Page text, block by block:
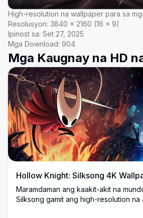
High-resolution na wallpaper para sa
Resolusyon: 3840 × 2160 (16 × 9)
Ipinost sa: Set 27, 2025
Mga Download: 904
Mga Kaugnay na HD
Hollow Knight: Silksong 4K
Maramdaman ang kaakit-akit na
Silksong gamit ang high-resolution na